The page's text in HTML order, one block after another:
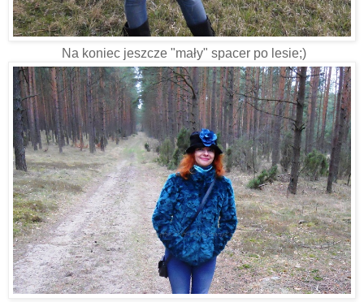
Na koniec jeszcze "mały" spacer po lesie;)